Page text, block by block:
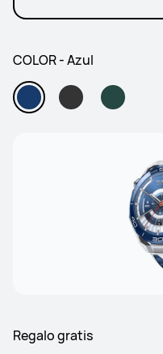
COLOR - Azul
Regalo gratis